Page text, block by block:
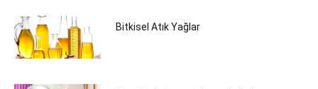
Bitkisel Atık Yağlar